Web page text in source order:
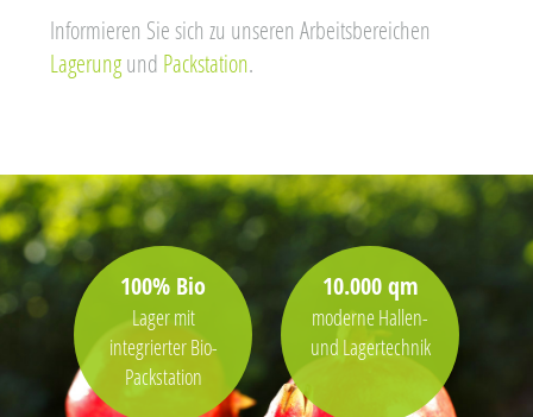
Informieren Sie sich zu unseren Arbeitsbereichen
Lagerungund Packstation.
100% Bio
Lager mit
integrierter Bio-
Packstation
10.000 qm
moderne Hallen-
und Lagertechnik